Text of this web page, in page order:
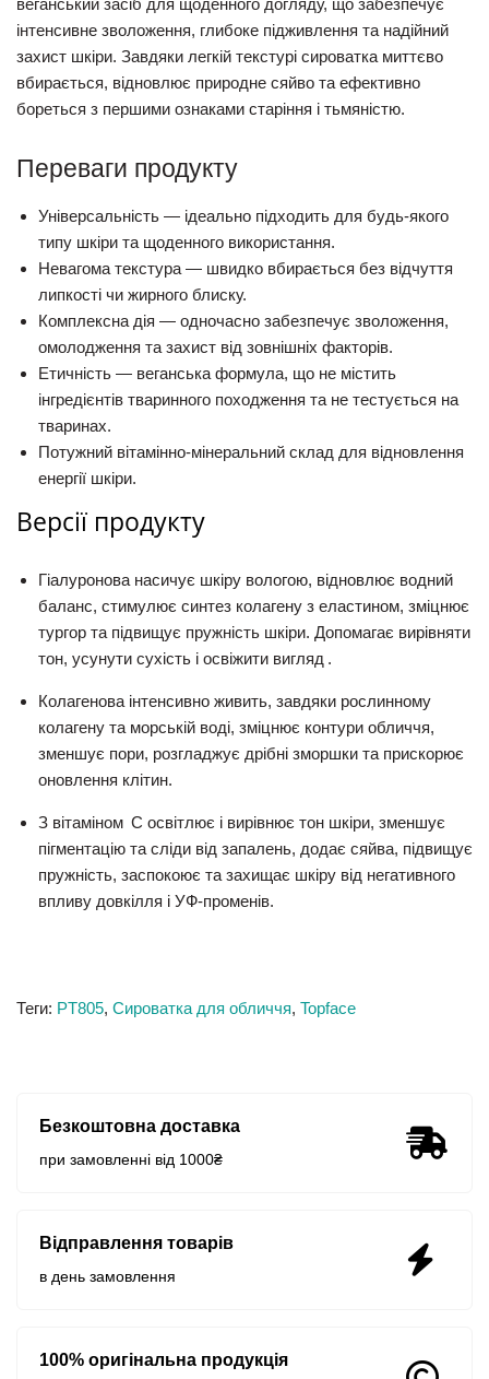
веганський засіб для щоденного догляду, що забезпечує
інтенсивне зволоження, глибоке підживлення та надійний
захист шкіри. Завдяки легкій текстурі сироватка миттєво
вбирається, відновлює природне сяйво та ефективно
бореться з першими ознаками старіння і тьмяністю.
Переваги продукту
Універсальність — ідеально підходить для будь-якого
типу шкіри та щоденного використання.
Невагома текстура — швидко вбирається без відчуття
липкості чи жирного блиску.
Комплексна дія — одночасно забезпечує зволоження,
омолодження та захист від зовнішніх факторів.
Етичність — веганська формула, що не містить
інгредієнтів тваринного походження та не тестується на
тваринах.
Потужний вітамінно-мінеральний склад для відновлення
енергії шкіри.
Версії продукту
Гіалуронова насичує шкіру вологою, відновлює водний
баланс, стимулює синтез колагену з еластином, зміцнює
тургор та підвищує пружність шкіри. Допомагає вирівняти
тон, усунути сухість і освіжити вигляд .
Колагенова інтенсивно живить, завдяки рослинному
колагену та морській воді, зміцнює контури обличчя,
зменшує пори, розгладжує дрібні зморшки та прискорює
оновлення клітин.
З вітаміном C освітлює і вирівнює тон шкіри, зменшує
пігментацію та сліди від запалень, додає сяйва, підвищує
пружність, заспокоює та захищає шкіру від негативного
впливу довкілля і УФ-променів.
Теги: PT805, Сироватка для обличчя, Topface
Безкоштовна доставка
при замовленні від 1000₴
Відправлення товарів
в день замовлення
100% оригінальна продукція